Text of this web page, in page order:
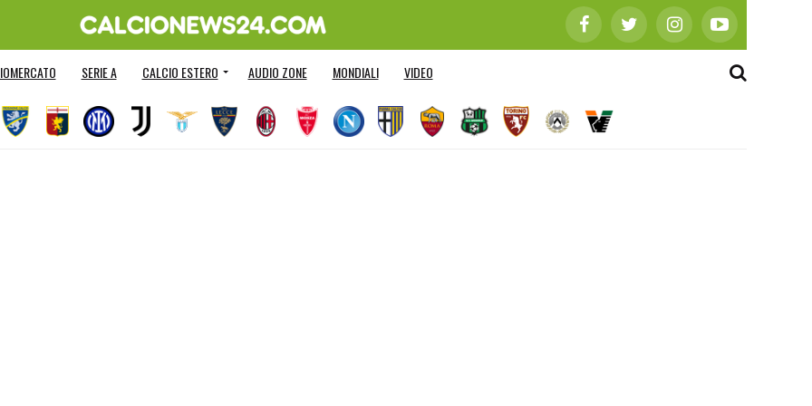
SERIE A CALCIO ESTERO AUDIO ZONE MONDIALI VIDEO